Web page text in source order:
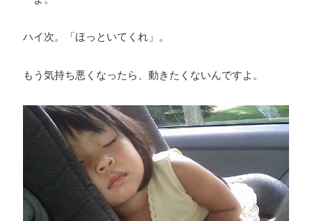
ハイ次。「ほっといてくれ」。
もう気持ち悪くなったら、動きたくないんですよ。